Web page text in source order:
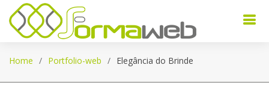
Home Portfolio-web Elegância do Brinde